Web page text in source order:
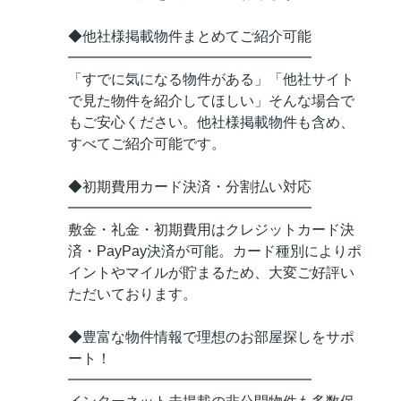
◆他社様掲載物件まとめてご紹介可能
━━━━━━━━━━━━━━━━━
「すでに気になる物件がある」「他社サイト
で見た物件を紹介してほしい」そんな場合で
もご安心ください。他社様掲載物件も含め、
すべてご紹介可能です。
◆初期費用カード決済・分割払い対応
━━━━━━━━━━━━━━━━━
敷金・礼金・初期費用はクレジットカード決
済・PayPay決済が可能。カード種別によりポ
イントやマイルが貯まるため、大変ご好評い
ただいております。
◆豊富な物件情報で理想のお部屋探しをサポ
ート！
━━━━━━━━━━━━━━━━━